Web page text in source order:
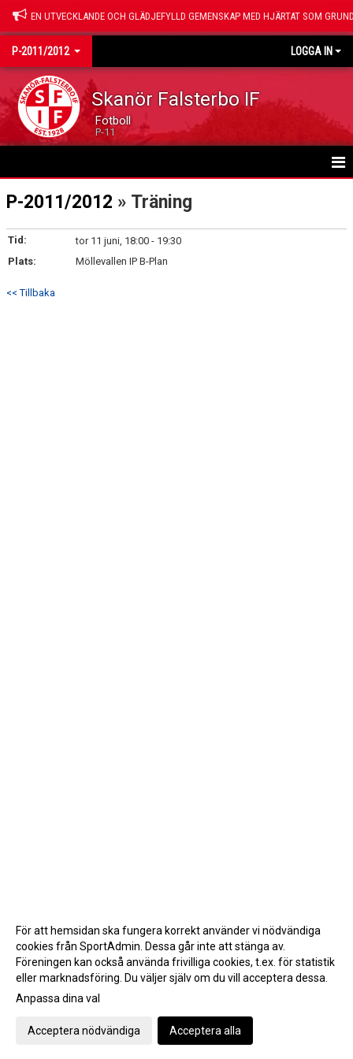
EN UTVECKLANDE OCH GLÄDJEFYLLD GEMENSKAP MED HJÄRTAT SOM
P-2011/2012 LOGGA IN
Skanör Falsterbo IF
Fotboll
P-11
HEM
NYHETER
KALENDER
VÅRA SPELARE
P-2011/2012 » Träning
Tid:
tor 11 juni, 18:00 - 19:30
Plats:
Möllevallen IP B-Plan
<< Tillbaka
Gå till Webbversion
För att hemsidan ska fungera korrekt använder vi nödvändiga
cookies från SportAdmin. Dessa går inte att stänga av.
Föreningen kan också använda frivilliga cookies, t.ex. för statistik
eller marknadsföring. Du väljer själv om du vill acceptera dessa.
Anpassa dina val
Acceptera nödvändiga Acceptera alla